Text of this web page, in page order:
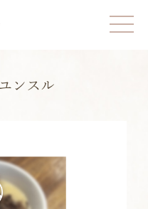
ンスル